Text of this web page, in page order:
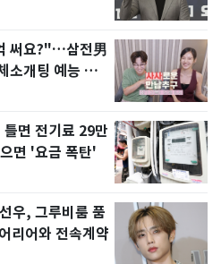
써요?"…삼전男
소개팅 예능 화
면 전기료 29만
면 '요금 폭탄'
우, 그루비룸 품
리어와 전속계약